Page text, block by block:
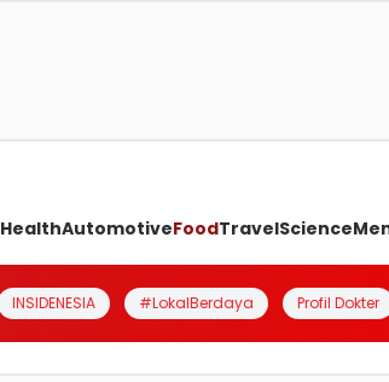
HealthAutomotiveFoodTravelScience
INSIDENESIA #LokalBerdaya Profil Dokter